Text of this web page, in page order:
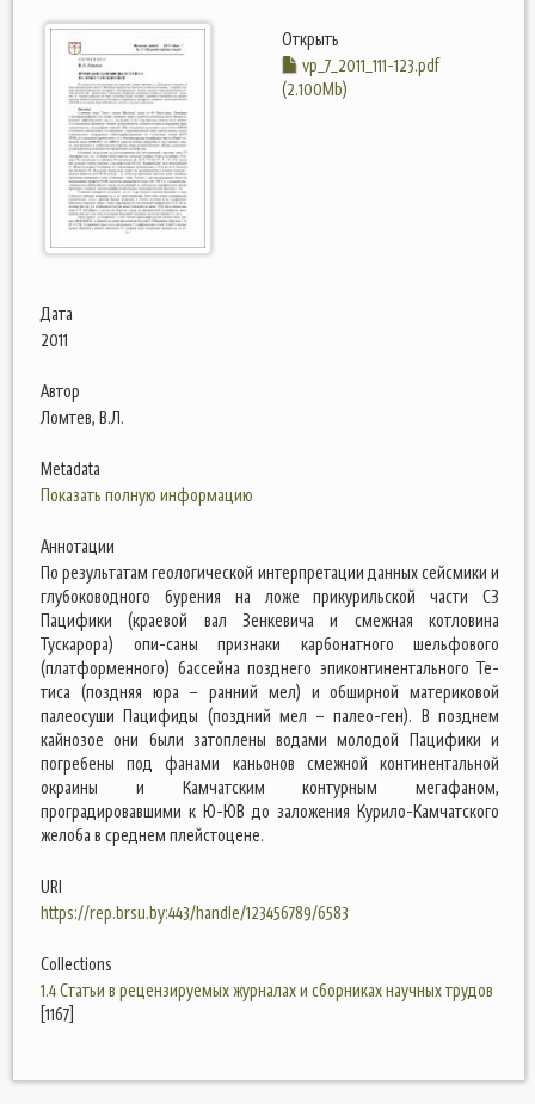
Открыть
vp_7_2011_111-123.pdf
(2.100Mb)
Дата
2011
Автор
Ломтев, В.Л.
Metadata
Показать полную информацию
Аннотации
По результатам геологической интерпретации данных сейсмики и
глубоководного бурения на ложе прикурильской части СЗ
Пацифики (краевой вал Зенкевича и смежная котловина
Тускарора) опи-саны признаки карбонатного шельфового
(платформенного) бассейна позднего эпиконтинентального Те-
тиса (поздняя юра – ранний мел) и обширной материковой
палеосуши Пацифиды (поздний мел – палео-ген). В позднем
кайнозое они были затоплены водами молодой Пацифики и
погребены под фанами каньонов смежной континентальной
окраины и Камчатским контурным мегафаном,
проградировавшими к Ю-ЮВ до заложения Курило-Камчатского
желоба в среднем плейстоцене.
URI
https://rep.brsu.by:443/handle/123456789/6583
Collections
1.4 Статьи в рецензируемых журналах и сборниках научных трудов
[1167]